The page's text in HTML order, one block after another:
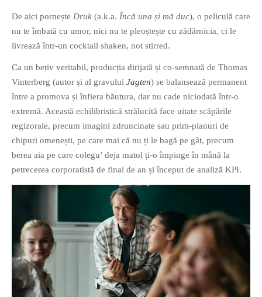
De aici pornește Druk (a.k.a. Încă una și mă duc), o peliculă care
nu te îmbată cu umor, nici nu te pleoștește cu zădărnicia, ci le
livrează într-un cocktail shaken, not stirred.
Ca un bețiv veritabil, producția dirijată și co-semnată de Thomas
Vinterberg (autor și al gravului Jagten) se balansează permanent
între a promova și înfiera băutura, dar nu cade niciodată într-o
extremă. Această echilibristică strălucită face uitate scăpările
regizorale, precum imagini zdruncinate sau prim-planuri de
chipuri omenești, pe care mai că nu ți le bagă pe gât, precum
berea aia pe care colegu’ deja matol ți-o împinge în mână la
petrecerea corporatistă de final de an și început de analiză KPI.